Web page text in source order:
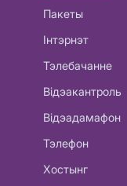
Пакеты
Інтэрнэт
Тэлебачанне
Відэакантроль
Відэадамафон
Тэлефон
Хостынг